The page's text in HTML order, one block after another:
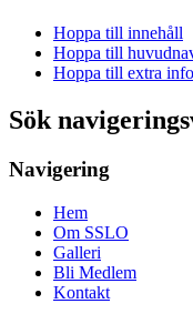
Hoppa till innehåll
Hoppa till
Hoppa till extra
Sök
Navigering
Hem
Om SSLO
Galleri
Bli Medlem
Kontakt